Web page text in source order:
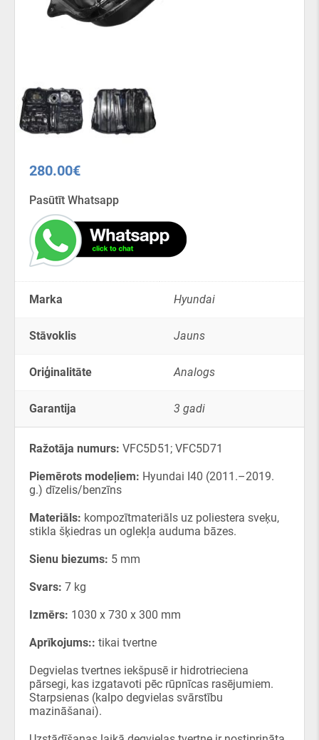
280.00€
Pasūtīt Whatsapp
Marka Hyundai
Stāvoklis Jauns
Oriģinalitāte Analogs
Garantija 3 gadi
Ražotāja numurs: VFC5D51; VFC5D71
Piemērots modeļiem: Hyundai I40 (2011.–2019.
g.) dīzelis/benzīns
Materiāls: kompozītmateriāls uz poliestera sveķu,
stikla šķiedras un oglekļa auduma bāzes.
Sienu biezums: 5 mm
Svars: 7 kg
Izmērs: 1030 x 730 x 300 mm
Aprīkojums:: tikai tvertne
Degvielas tvertnes iekšpusē ir hidrotrieciena
pārsegi, kas izgatavoti pēc rūpnīcas rasējumiem.
Starpsienas (kalpo degvielas svārstību
mazināšanai).